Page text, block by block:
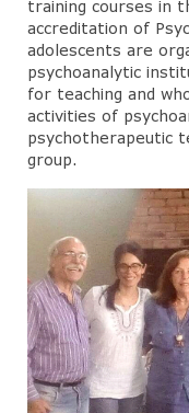
training courses in
accreditation of
adolescents are
psychoanalytic
for teaching and
activities of
psychotherapeutic
group.